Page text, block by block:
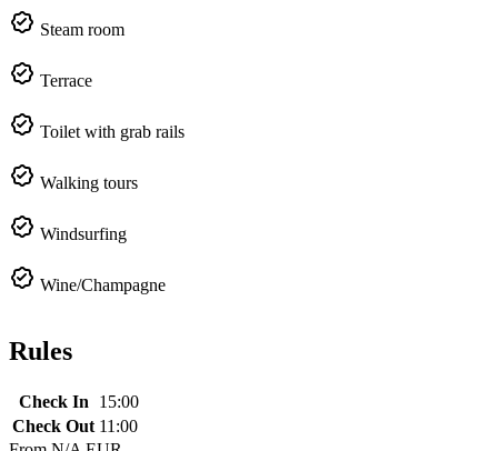
Steam room
Terrace
Toilet with grab rails
Walking tours
Windsurfing
Wine/Champagne
Rules
Check In
15:00
Check Out 11:00